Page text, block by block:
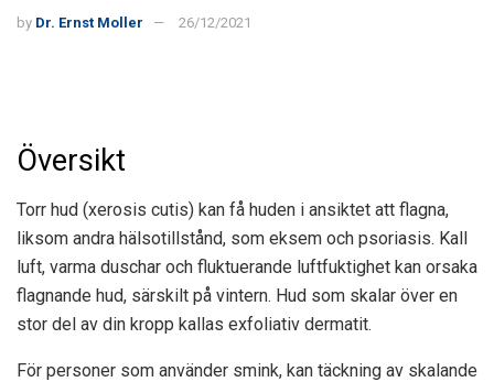
by Dr. Ernst Moller 26/12/2021
Översikt
Torr hud (xerosis cutis) kan få huden i ansiktet att flagna,
liksom andra hälsotillstånd, som eksem och psoriasis. Kall
luft, varma duschar och fluktuerande luftfuktighet kan orsaka
flagnande hud, särskilt på vintern. Hud som skalar över en
stor del av din kropp kallas exfoliativ dermatit.
För personer som använder smink, kan täckning av skalande